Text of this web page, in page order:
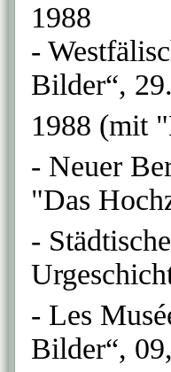
1988
-
Bilder“,
1988 (mit
- Neuer
"Das
-
- Les
Bilder“,